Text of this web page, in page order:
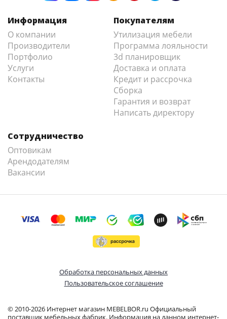
Информация
О компании
Производители
Портфолио
Услуги
Контакты
Покупателям
Утилизация мебели
Программа лояльности
3d планировщик
Доставка и оплата
Кредит и рассрочка
Сборка
Гарантия и возврат
Написать директору
Сотрудничество
Оптовикам
Арендодателям
Вакансии
© 2010-2026 Интернет магазин MEBELBOR.ru Официальный
поставщик мебельных фабрик. Информация на данном интернет-
Обработка персональных данных
Пользовательское соглашение